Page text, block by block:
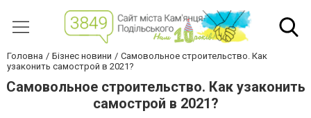
Головна Бізнес новини
Самовольное строительство. Как
узаконить самострой в 2021?
Самовольное строительство. Как узаконить
самострой в 2021?